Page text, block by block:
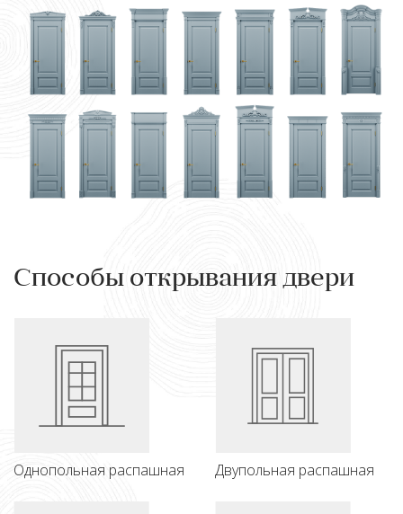
Способы открывания двери
Однопольная распашная Двупольная распашная